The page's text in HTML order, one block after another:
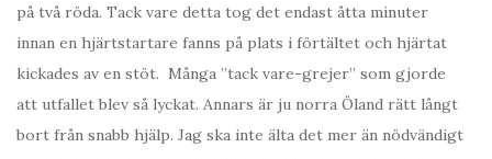
på två röda. Tack vare detta tog det endast åtta minuter
innan en hjärtstartare fanns på plats i förtältet och hjärtat
kickades av en stöt. Många ”tack vare-grejer” som gjorde
att utfallet blev så lyckat. Annars är ju norra Öland rätt långt
bort från snabb hjälp. Jag ska inte älta det mer än nödvändigt